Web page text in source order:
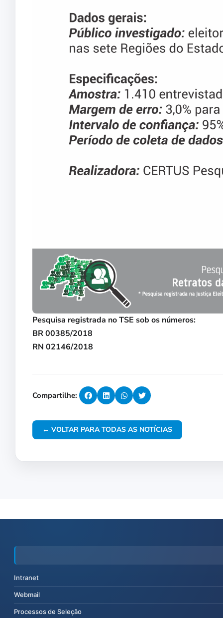
Pesquisa registrada no TSE sob os números:
BR 00385/2018
RN 02146/2018
Compartilhe:
← VOLTAR PARA TODAS AS NOTÍCIAS
Intranet
Webmail
Processos de Seleção